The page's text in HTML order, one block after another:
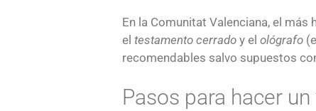
En la Comunitat Valenciana, el más
el testamento cerrado y el ológrafo
recomendables salvo supuestos
Pasos para hacer